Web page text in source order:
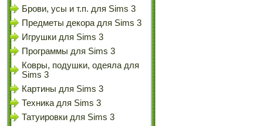
Брови, усы и т.п. для Sims 3
Предметы декора для Sims 3
Игрушки для Sims 3
Программы для Sims 3
Ковры, подушки, одеяла для
Sims 3
Картины для Sims 3
Техника для Sims 3
Татуировки для Sims 3